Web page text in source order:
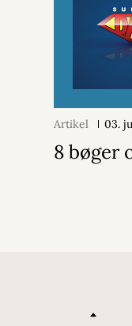
Artikel 03.
8 bøger